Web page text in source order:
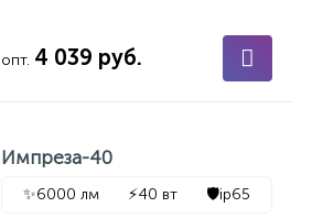
опт. 4 039 руб.
Импреза-40
✨6000 лм ⚡40 вт 🛡️ip65